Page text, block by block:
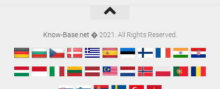
Know-Base.net � 2021. All Rights Reserved.